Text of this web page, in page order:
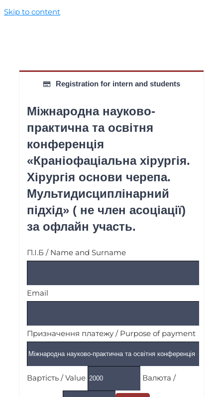
Skip to content
Registration for intern and students
Міжнародна науково-
практична та освітня
конференція
«Краніофаціальна хірургія.
Хірургія основи черепа.
Мультидисциплінарний
підхід» ( не член асоціації)
за офлайн участь.
П.І.Б / Name and Surname
Email
Призначення платежу / Purpose of payment
Вартість / Value Валюта /